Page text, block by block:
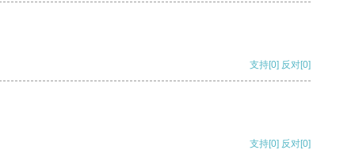
支持[0] 反对[0]
支持[0] 反对[0]